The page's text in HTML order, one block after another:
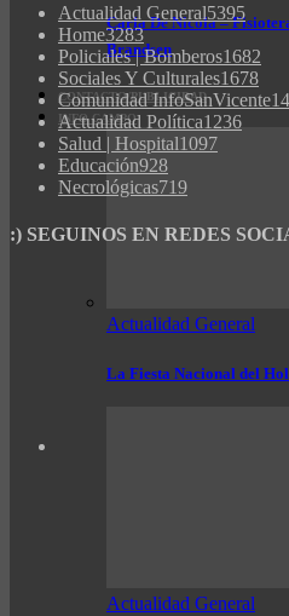
Carla De Nicola –
Brandsen
CONTACTO/PUBLICIDAD
INFO CAMPO
Actualidad General
La Fiesta Nacional del
Actualidad General
Actualidad General5395
Home3283
Policiales | Bomberos1682
Sociales Y Culturales1678
Comunidad InfoSanVicente
Actualidad Política1236
Salud | Hospital1097
Educación928
Necrológicas719
:) SEGUINOS EN REDES